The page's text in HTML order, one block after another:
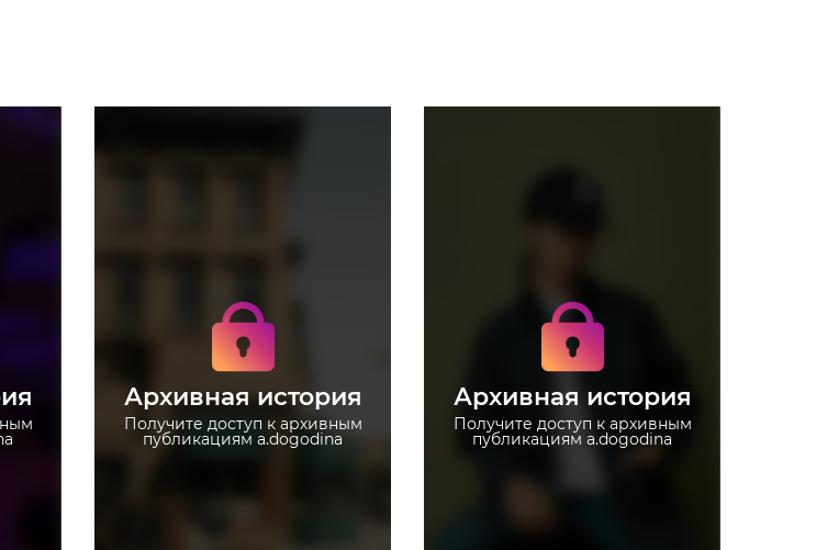
Архивная история
Получите доступ к архивным
публикациям a.dogodina
архивным историям
a.dogodina
Не отвлекайтесь на
рекламу
Загружайте истории без
ограничений
Архивная история
Получите доступ к архивным
публикациям a.dogodina
архивным историям
a.dogodina
Не отвлекайтесь на
рекламу
Загружайте истории без
ограничений